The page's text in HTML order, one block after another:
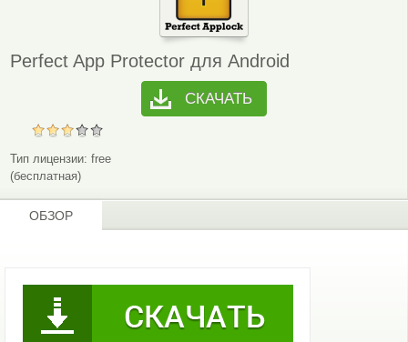
Perfect App Protector для Android
СКАЧАТЬ
Тип лицензии: free
(бесплатная)
ОБЗОР